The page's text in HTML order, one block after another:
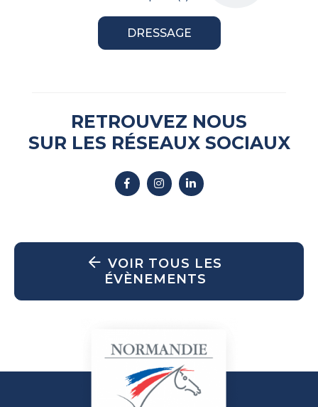
DRESSAGE
RETROUVEZ NOUS
SUR LES RÉSEAUX SOCIAUX
VOIR TOUS LES
ÉVÈNEMENTS